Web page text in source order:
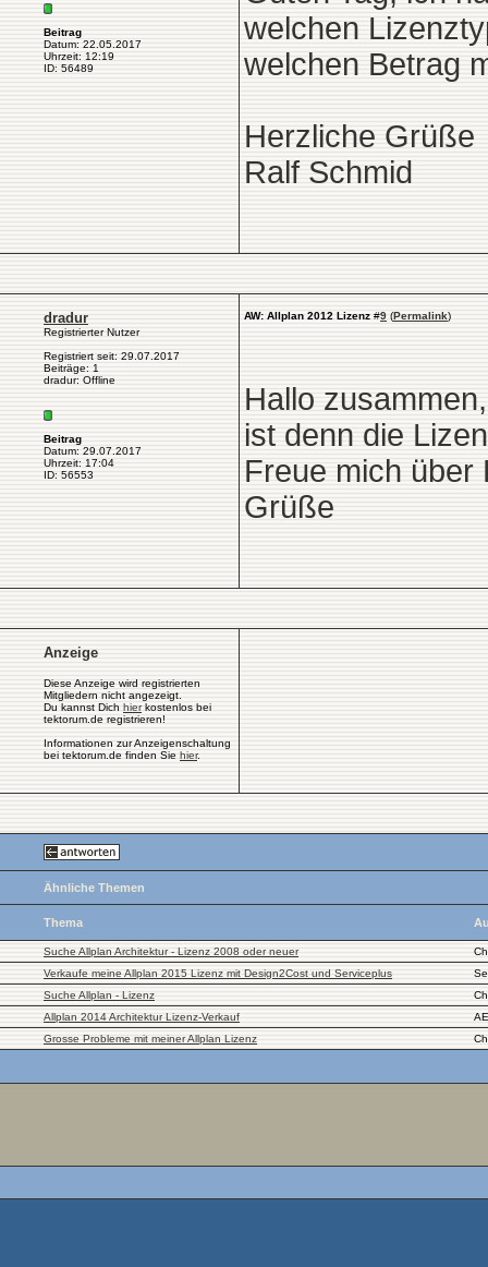
Beitrag
Datum: 22.05.2017
Uhrzeit: 12:19
ID: 56489
welchen
welchen Betrag
Herzliche Grüße
Ralf Schmid
dradur
Registrierter Nutzer
Registriert seit: 29.07.2017
Beiträge: 1
dradur: Offline
Beitrag
Datum: 29.07.2017
Uhrzeit: 17:04
ID: 56553
AW: Allplan 2012 Lizenz #9 (Permalink)
Hallo zusammen,
ist denn die
Freue mich über
Grüße
Anzeige
Diese Anzeige wird registrierten
Mitgliedern nicht angezeigt.
Du kannst Dich hierkostenlos bei
tektorum.de registrieren!
Informationen zur Anzeigenschaltung
bei tektorum.de finden Sie hier.
Ähnliche Themen
Thema
Suche Allplan Architektur - Lizenz 2008 oder neuer
Verkaufe meine Allplan 2015 Lizenz mit Design2Cost und Serviceplus
Suche Allplan - Lizenz
Allplan 2014 Architektur Lizenz-Verkauf
Grosse Probleme mit meiner Allplan Lizenz